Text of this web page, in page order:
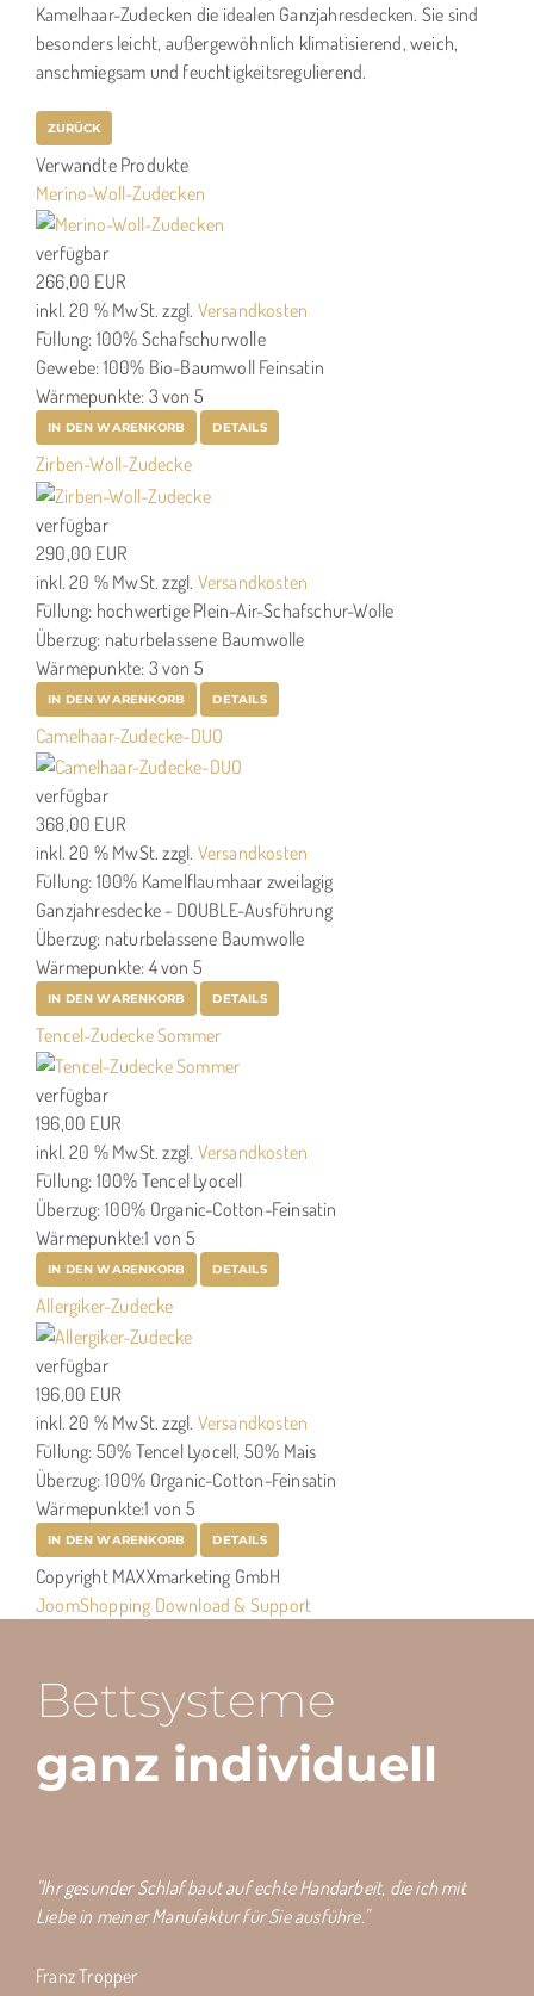
Kamelhaar-Zudecken die idealen Ganzjahresdecken. Sie sind
besonders leicht, außergewöhnlich klimatisierend, weich,
anschmiegsam und feuchtigkeitsregulierend.
Verwandte Produkte
Merino-Woll-Zudecken
verfügbar
266,00 EUR
inkl. 20 % MwSt. zzgl. Versandkosten
Füllung: 100% Schafschurwolle
Gewebe: 100% Bio-Baumwoll Feinsatin
Wärmepunkte: 3 von 5
IN DEN WARENKORB DETAILS
Zirben-Woll-Zudecke
verfügbar
290,00 EUR
inkl. 20 % MwSt. zzgl. Versandkosten
Füllung: hochwertige Plein-Air-Schafschur-Wolle
Überzug: naturbelassene Baumwolle
Wärmepunkte: 3 von 5
IN DEN WARENKORB DETAILS
Camelhaar-Zudecke-DUO
verfügbar
368,00 EUR
inkl. 20 % MwSt. zzgl. Versandkosten
Füllung: 100% Kamelflaumhaar zweilagig
Ganzjahresdecke - DOUBLE-Ausführung
Überzug: naturbelassene Baumwolle
Wärmepunkte: 4 von 5
IN DEN WARENKORB DETAILS
Tencel-Zudecke Sommer
verfügbar
196,00 EUR
inkl. 20 % MwSt. zzgl. Versandkosten
Füllung: 100% Tencel Lyocell
Überzug: 100% Organic-Cotton-Feinsatin
Wärmepunkte:1 von 5
IN DEN WARENKORB DETAILS
Allergiker-Zudecke
verfügbar
196,00 EUR
inkl. 20 % MwSt. zzgl. Versandkosten
Füllung: 50% Tencel Lyocell, 50% Mais
Überzug: 100% Organic-Cotton-Feinsatin
Wärmepunkte:1 von 5
IN DEN WARENKORB DETAILS
Copyright MAXXmarketing GmbH
JoomShopping Download & Support
Bettsysteme
ganz individuell
"Ihr gesunder Schlaf baut auf echte Handarbeit, die ich mit
Liebe in meiner Manufaktur für Sie ausführe."
Franz Tropper